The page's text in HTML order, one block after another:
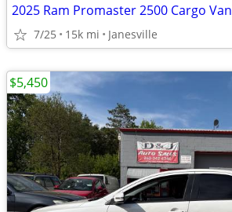
2025 Ram Promaster 2500 Cargo Van
7/25 15k mi Janesville
$5,450